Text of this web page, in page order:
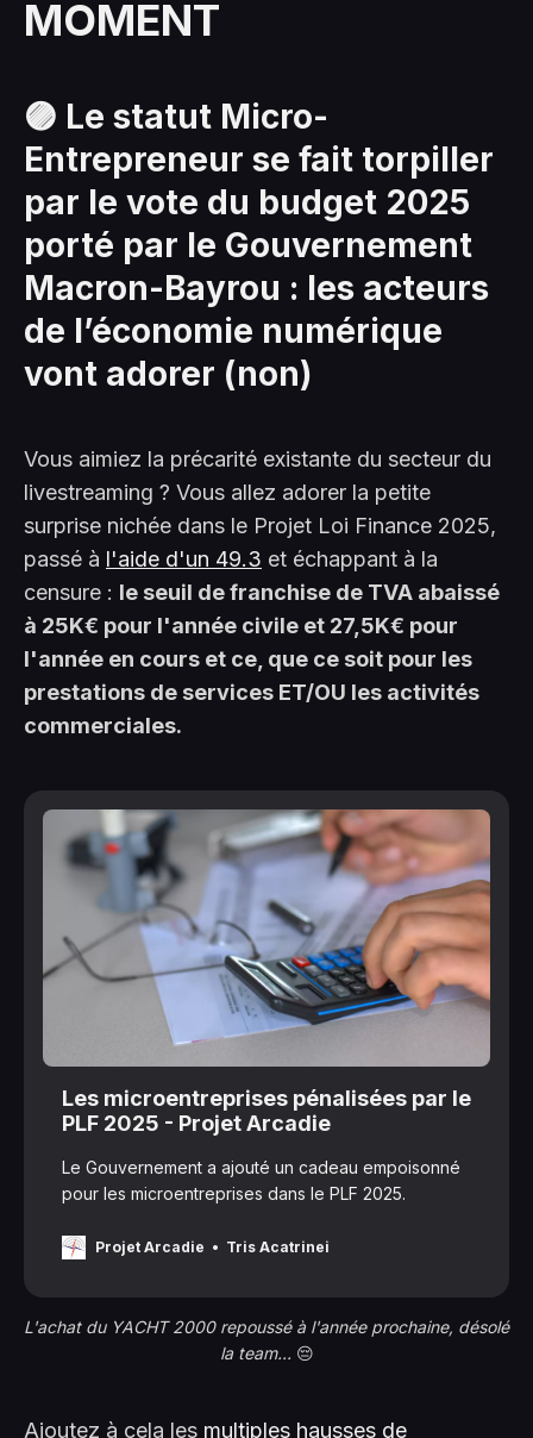
MOMENT
🟣 Le statut Micro-
Entrepreneur se fait torpiller
par le vote du budget 2025
porté par le Gouvernement
Macron-Bayrou : les acteurs
de l’économie numérique
vont adorer (non)
Vous aimiez la précarité existante du secteur du
livestreaming ? Vous allez adorer la petite
surprise nichée dans le Projet Loi Finance 2025,
passé à l'aide d'un 49.3 et échappant à la
censure : le seuil de franchise de TVA abaissé
à 25K€ pour l'année civile et 27,5K€ pour
l'année en cours et ce, que ce soit pour les
prestations de services ET/OU les activités
commerciales.
Les microentreprises pénalisées par le
PLF 2025 - Projet Arcadie
Le Gouvernement a ajouté un cadeau empoisonné
pour les microentreprises dans le PLF 2025.
Projet Arcadie Tris Acatrinei
L'achat du YACHT 2000 repoussé à l'année prochaine, désolé
la team... 😔
Ajoutez à cela les multiples hausses de